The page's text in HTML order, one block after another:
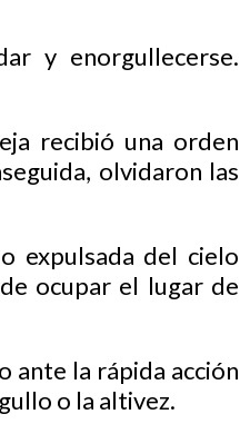
y enorgullecerse.
recibió una orden
olvidaron las
expulsada del cielo
ocupar el lugar de
la rápida acción
o la altivez.